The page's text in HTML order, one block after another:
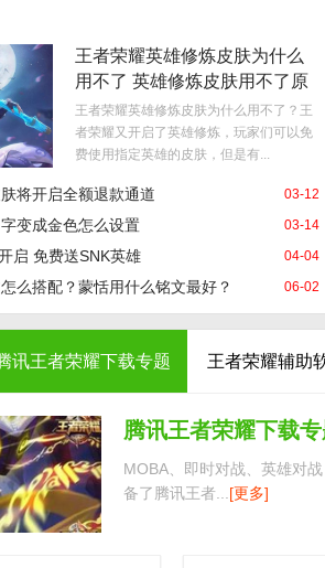
王者荣耀英雄修炼皮肤为什么
用不了 英雄修炼皮肤用不了原
因介绍
王者荣耀英雄修炼皮肤为什么用不了？王
者荣耀又开启了英雄修炼，玩家们可以免
费使用指定英雄的皮肤，但是有...
03-12
将开启全额退款通道
03-14
变成金色怎么设置
04-04
启 免费送SNK英雄
06-02
么搭配？蒙恬用什么铭文最好？
讯王者荣耀下载专题 王者荣耀辅助
腾讯王者荣耀下载
MOBA、即时对战、英雄对
备了腾讯王者... [更多]